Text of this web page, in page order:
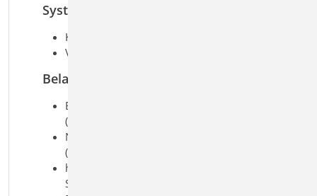
System
Krag- und Pendelstützen
Vorgabe der Knicklängen
Belastung
Ermittlung der Eigenlast
(automatisch)
Normalkraft am Stützenkopf
(zentrisch oder exzentrisch)
horizontale Einzellasten am
Stützenkopf (x- und y-Richtung)